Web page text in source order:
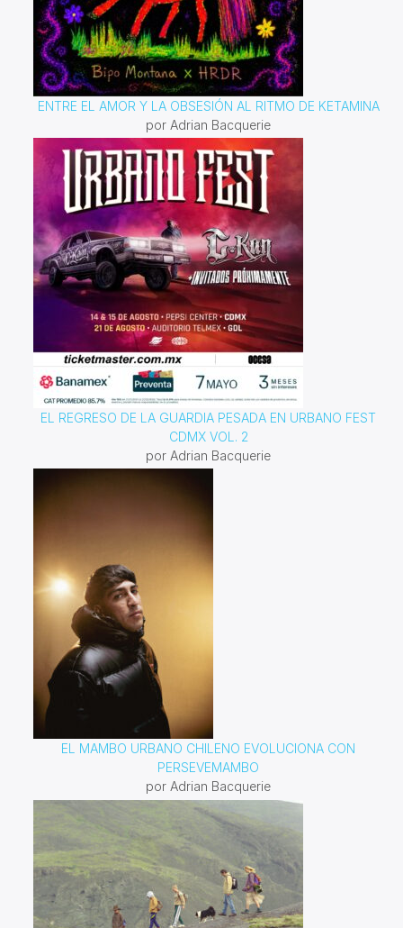
ENTRE EL AMOR Y LA OBSESIÓN AL RITMO DE KETAMINA
por Adrian Bacquerie
EL REGRESO DE LA GUARDIA PESADA EN URBANO FEST
CDMX VOL. 2
por Adrian Bacquerie
EL MAMBO URBANO CHILENO EVOLUCIONA CON
PERSEVEMAMBO
por Adrian Bacquerie